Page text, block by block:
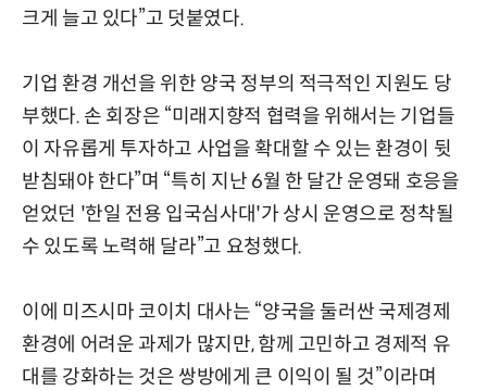
크게 늘고 있다”고 덧붙였다.
기업 환경 개선을 위한 양국 정부의 적극적인 지원도 당
부했다. 손 회장은 “미래지향적 협력을 위해서는 기업들
이 자유롭게 투자하고 사업을 확대할 수 있는 환경이 뒷
받침돼야 한다”며 “특히 지난 6월 한 달간 운영돼 호응을
얻었던 '한일 전용 입국심사대'가 상시 운영으로 정착될
수 있도록 노력해 달라”고 요청했다.
이에 미즈시마 코이치 대사는 “양국을 둘러싼 국제경제
환경에 어려운 과제가 많지만, 함께 고민하고 경제적 유
대를 강화하는 것은 쌍방에게 큰 이익이 될 것”이라며